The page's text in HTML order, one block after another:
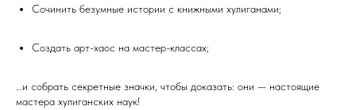
Сочинить безумные истории с книжными хулиганами;
Создать арт-хаос на мастер-классах;
…и собрать секретные значки, чтобы доказать: они — настоящие
мастера хулиганских наук!